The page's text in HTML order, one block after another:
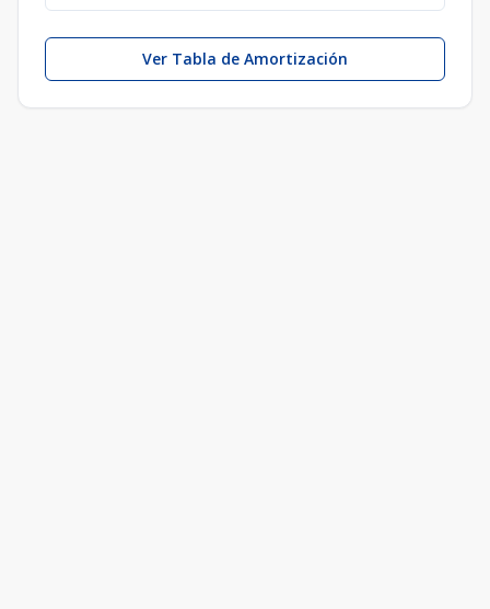
Ver Tabla de Amortización